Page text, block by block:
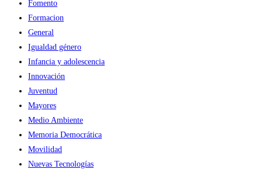
Fomento
Formacion
General
Igualdad género
Infancia y adolescencia
Innovación
Juventud
Mayores
Medio Ambiente
Memoria Democrática
Movilidad
Nuevas Tecnologías